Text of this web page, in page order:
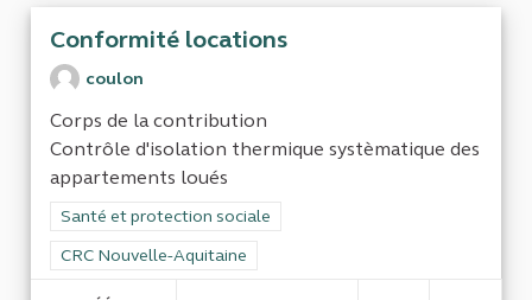
Conformité locations
coulon
Corps de la contribution
Contrôle d'isolation thermique systèmatique des
appartements loués
Filtrer les résultats de la catégorie : Santé et protection
Santé et protection sociale
Filtrer les résultats pour le secteur : CRC Nouvelle-Aquitaine
CRC Nouvelle-Aquitaine